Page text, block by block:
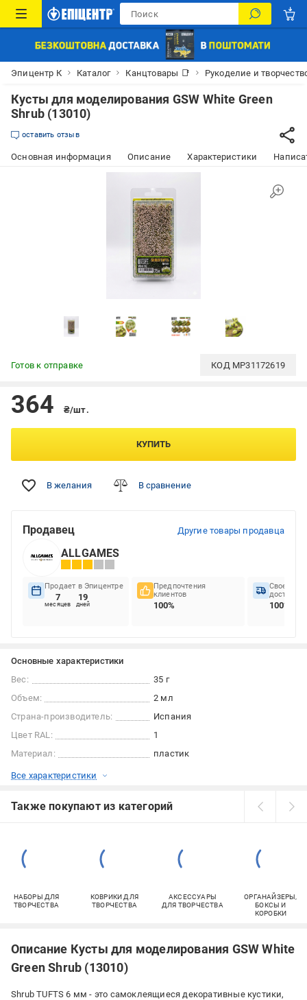
Эпицентр К Каталог Канцтовары 📑 Рукоделие и
Кусты для моделирования GSW White Green
Shrub (13010)
оставить отзыв
Основная информация Описание Характеристики
Готов к отправке КОД MP31172619
364 ₴/шт.
КУПИТЬ
В желания В сравнение
Продавец Другие товары продавца
ALLGAMES
Продает в Эпицентре
7
месяцев
19
дней
Предпочтения
клиентов
100%
доставок
100%
Основные характеристики
Вес:
35 г
Объем:
2 мл
Страна-производитель:
Испания
Цвет RAL:
1
Материал:
пластик
Все характеристики
Также покупают из категорий
НАБОРЫ ДЛЯ
ТВОРЧЕСТВА
КОВРИКИ ДЛЯ
ТВОРЧЕСТВА
АКСЕССУАРЫ
ДЛЯ ТВОРЧЕСТВА
ОРГАНАЙЗЕРЫ,
БОКСЫ И
КОРОБКИ
Описание Кусты для моделирования GSW White
Green Shrub (13010)
Shrub TUFTS 6 мм - это самоклеящиеся декоративные кустики,